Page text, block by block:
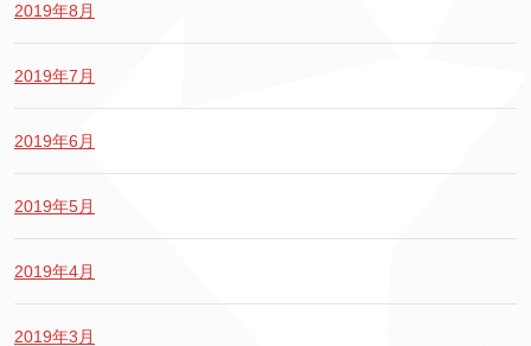
2019年8月
2019年7月
2019年6月
2019年5月
2019年4月
2019年3月